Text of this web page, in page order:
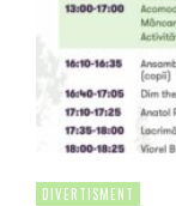
DIVERTISMENT